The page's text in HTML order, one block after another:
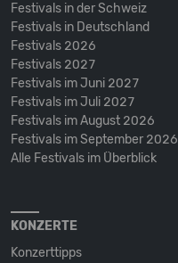
Festivals in der Schweiz
Festivals in Deutschland
Festivals 2026
Festivals 2027
Festivals im Juni 2027
Festivals im Juli 2027
Festivals im August 2026
Festivals im September 2026
Alle Festivals im Überblick
KONZERTE
Konzerttipps